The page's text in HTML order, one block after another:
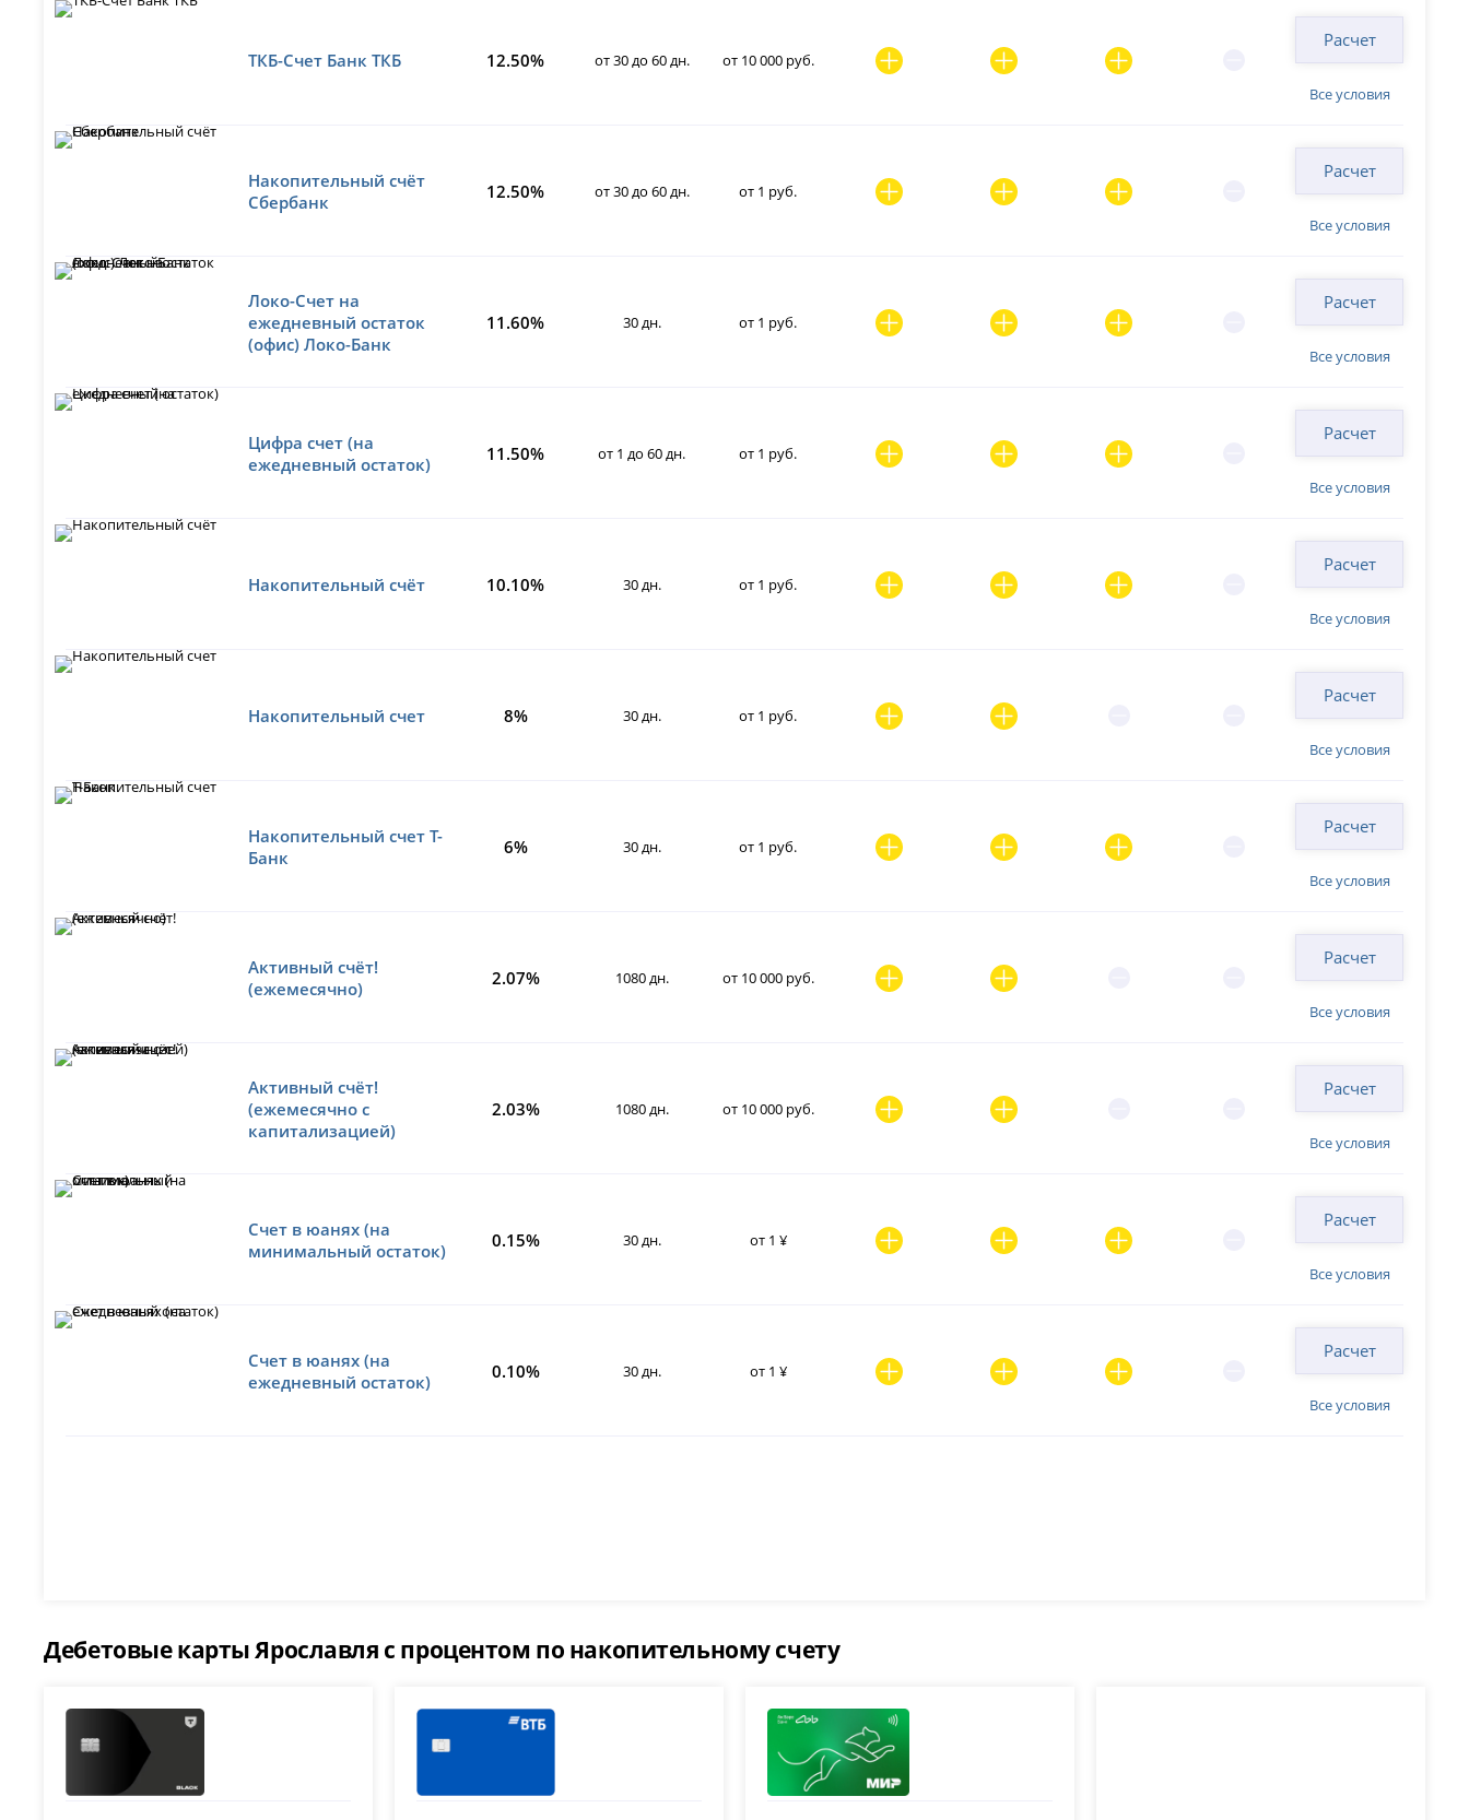
ТКБ-Счет Банк ТКБ 12.50% от 30 до 60 дн. от 10 000 руб.
Расчет
Все условия
Накопительный счёт
Сбербанк
12.50% от 30 до 60 дн. от 1 руб.
Расчет
Все условия
Локо-Счет на
ежедневный остаток
(офис) Локо-Банк
11.60% 30 дн. от 1 руб.
Расчет
Все условия
Цифра счет (на
ежедневный остаток)
11.50% от 1 до 60 дн. от 1 руб.
Расчет
Все условия
Накопительный счёт 10.10% 30 дн. от 1 руб.
Расчет
Все условия
Накопительный счет 8% 30 дн. от 1 руб.
Расчет
Все условия
Накопительный счет Т-
Банк
6% 30 дн. от 1 руб.
Расчет
Все условия
Активный счёт!
(ежемесячно)
2.07% 1080 дн. от 10 000 руб.
Расчет
Все условия
Активный счёт!
(ежемесячно с
капитализацией)
2.03% 1080 дн. от 10 000 руб.
Расчет
Все условия
Счет в юанях (на
минимальный остаток)
0.15% 30 дн. от 1 ¥
Расчет
Все условия
Счет в юанях (на
ежедневный остаток)
0.10% 30 дн. от 1 ¥
Расчет
Все условия
Дебетовые карты Ярославля с процентом по накопительному счету